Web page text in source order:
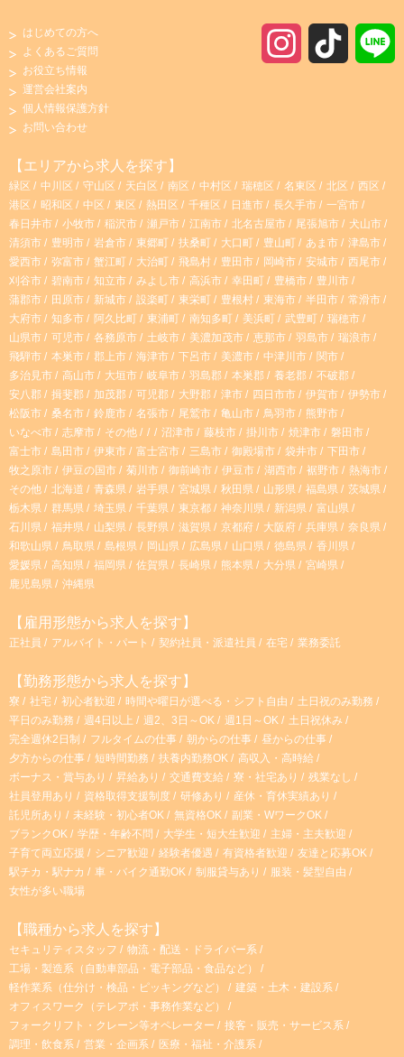
a
g
r
a
m
o
k
はじめての方へ
よくあるご質問
お役立ち情報
運営会社案内
個人情報保護方針
お問い合わせ
【エリアから求人を探す】
緑区 中川区 守山区 天白区 南区 中村区 瑞穂区 名東区 北区
西区
港区
昭和区 中区 東区 熱田区 千種区 日進市 長久手市
一宮市
春日井市
小牧市 稲沢市 瀬戸市 江南市 北名古屋市 尾張旭市
犬山市
清須市
豊明市 岩倉市 東郷町 扶桑町 大口町 豊山町 あま市
津島市
愛西市
弥富市 蟹江町 大治町 飛島村 豊田市 岡崎市 安城市
西尾市
刈谷市
碧南市 知立市 みよし市 高浜市 幸田町 豊橋市
豊川市
蒲郡市
田原市 新城市 設楽町 東栄町 豊根村 東海市 半田市
常滑市
大府市
知多市 阿久比町 東浦町 南知多町 美浜町 武豊町
瑞穂市
山県市
可児市 各務原市 土岐市 美濃加茂市 恵那市 羽島市
瑞浪市
飛騨市
本巣市 郡上市 海津市 下呂市 美濃市 中津川市
関市
多治見市
高山市 大垣市 岐阜市 羽島郡 本巣郡 養老郡
不破郡
安八郡
揖斐郡 加茂郡 可児郡 大野郡 津市 四日市市 伊賀市
伊勢市
松阪市
桑名市 鈴鹿市 名張市 尾鷲市 亀山市 鳥羽市
熊野市
いなべ市
志摩市 その他 沼津市 藤枝市 掛川市 焼津市
磐田市
富士市
島田市 伊東市 富士宮市 三島市 御殿場市 袋井市
下田市
牧之原市
伊豆の国市 菊川市 御前崎市 伊豆市 湖西市 裾野市
熱海市
その他
北海道 青森県 岩手県 宮城県 秋田県 山形県 福島県
茨城県
栃木県
群馬県 埼玉県 千葉県 東京都 神奈川県 新潟県
富山県
石川県
福井県 山梨県 長野県 滋賀県 京都府 大阪府 兵庫県
奈良県
和歌山県
鳥取県 島根県 岡山県 広島県 山口県 徳島県
香川県
愛媛県
高知県 福岡県 佐賀県 長崎県 熊本県 大分県
宮崎県
鹿児島県
沖縄県
【雇用形態から求人を探す】
正社員 アルバイト・パート 契約社員・派遣社員 在宅 業務委託
【勤務形態から求人を探す】
寮 社宅 初心者歓迎 時間や曜日が選べる・シフト自由
土日祝のみ勤務
平日のみ勤務
週4日以上 週2、3日～OK 週1日～OK
土日祝休み
完全週休2日制
フルタイムの仕事 朝からの仕事
昼からの仕事
夕方からの仕事
短時間勤務 扶養内勤務OK
高収入・高時給
ボーナス・賞与あり
昇給あり 交通費支給 寮・社宅あり
残業なし
社員登用あり
資格取得支援制度 研修あり
産休・育休実績あり
託児所あり
未経験・初心者OK 無資格OK
副業・WワークOK
ブランクOK
学歴・年齢不問 大学生・短大生歓迎
主婦・主夫歓迎
子育て両立応援
シニア歓迎 経験者優遇 有資格者歓迎
友達と応募OK
駅チカ・駅ナカ
車・バイク通勤OK 制服貸与あり
服装・髪型自由
女性が多い職場
【職種から求人を探す】
セキュリティスタッフ
物流・配送・ドライバー系
工場・製造系（自動車部品・電子部品・食品など）
軽作業系（仕分け・検品・ピッキングなど）
建築・土木・建設系
オフィスワーク（テレアポ・事務作業など）
フォークリフト・クレーン等オペレーター
接客・販売・サービス系
調理・飲食系
営業・企画系
医療・福祉・介護系